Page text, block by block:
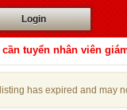
a expert in HR department
for all of companies not only in
overseas.
Login
cần tuyển nhân viên
has expired and may